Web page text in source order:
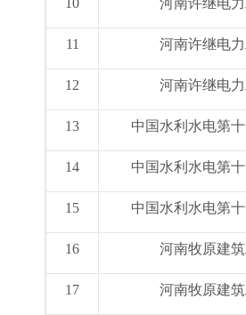
10 河南许继电
11 河南许继电
12 河南许继电
13 中国水利水电第
14 中国水利水电第
15 中国水利水电第
16 河南牧原建
17 河南牧原建